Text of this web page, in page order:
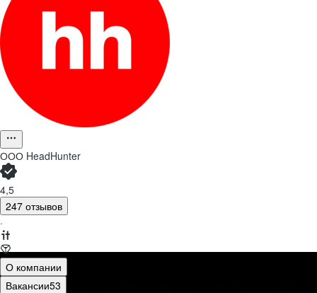
ООО HeadHunter
4,5
247 отзывов
·
О компании
Вакансии53